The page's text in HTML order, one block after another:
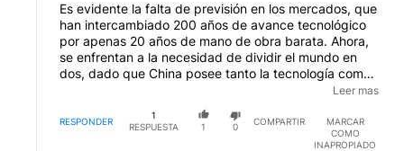
Es evidente la falta de previsión en los mercados, que
han intercambiado 200 años de avance tecnológico
por apenas 20 años de mano de obra barata. Ahora,
se enfrentan a la necesidad de dividir el mundo en
dos, dado que China posee tanto la tecnología como
Occidente. Ante este escenario, resulta comprensible
cuestionar la confianza en los mercados, del mismo
modo que se puede cuestionar la tiranía de las
Leer mas
RESPONDER
1
RESPUESTA
1 0
COMPARTIR
MARCAR
COMO
INAPROPIADO